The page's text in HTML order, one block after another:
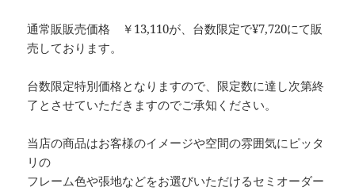
通常販販売価格 ￥13,110が、台数限定で¥7,720にて販
売しております。
台数限定特別価格となりますので、限定数に達し次第終
了とさせていただきますのでご承知ください。
当店の商品はお客様のイメージや空間の雰囲気にピッタ
リの
フレーム色や張地などをお選びいただけるセミオーダー